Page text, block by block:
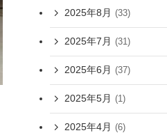
2025年8月 (33)
2025年7月 (31)
2025年6月 (37)
2025年5月 (1)
2025年4月 (6)